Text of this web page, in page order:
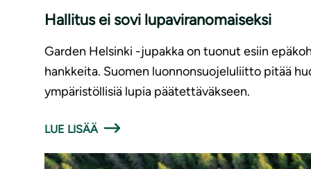
Hallitus ei sovi lupaviranomaiseksi
Garden Helsinki -jupakka on tuonut esiin
hankkeita. Suomen luonnonsuojeluliitto pitää
ympäristöllisiä lupia päätettäväkseen.
LUE LISÄÄ